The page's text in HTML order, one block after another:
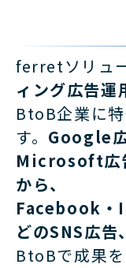
ferretソリュ
ィング広告運
BtoB企業に
す。 Google
Microsoft広
から、
Facebook
どのSNS広
BtoBで成果